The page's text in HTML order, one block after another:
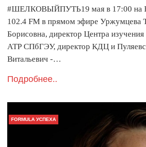
#ШЕЛКОВЫЙПУТЬ19 мая в 17:00 на
102.4 FM в прямом эфире Уржумцева
Борисовна, директор Центра изучения
АТР СПбГЭУ, директор КДЦ и
Витальевич -…
Подробнее..
FORMULA УСПЕХА